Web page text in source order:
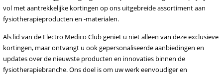
vol met aantrekkelijke kortingen op ons uitgebreide assortiment aan
fysiotherapieproducten en -materialen.
Als lid van de Electro Medico Club geniet u niet alleen van deze exclusieve
kortingen, maar ontvangt u ook gepersonaliseerde aanbiedingen en
updates over de nieuwste producten en innovaties binnen de
fysiotherapiebranche. Ons doel is om uw werk eenvoudiger en